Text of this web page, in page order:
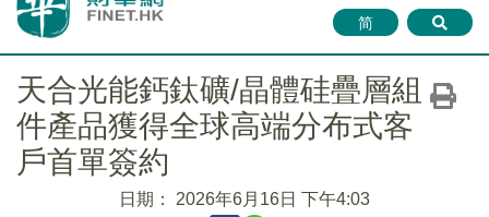
简
天合光能鈣鈦礦/晶體硅疊層組
件產品獲得全球高端分布式客
戶首單簽約
日期： 2026年6月16日 下午4:03